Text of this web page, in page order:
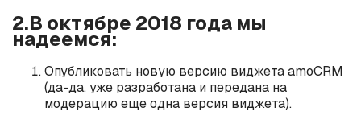
2.В октябре 2018 года мы
надеемся:
Опубликовать новую версию виджета amoCRM
(да-да, уже разработана и передана на
модерацию еще одна версия виджета).